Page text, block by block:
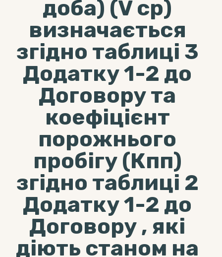
доба) (V ср)
визначається
згідно таблиці 3
Додатку 1-2 до
Договору та
коефіцієнт
порожнього
пробігу (Кпп)
згідно таблиці 2
Додатку 1-2 до
Договору , які
діють станом на